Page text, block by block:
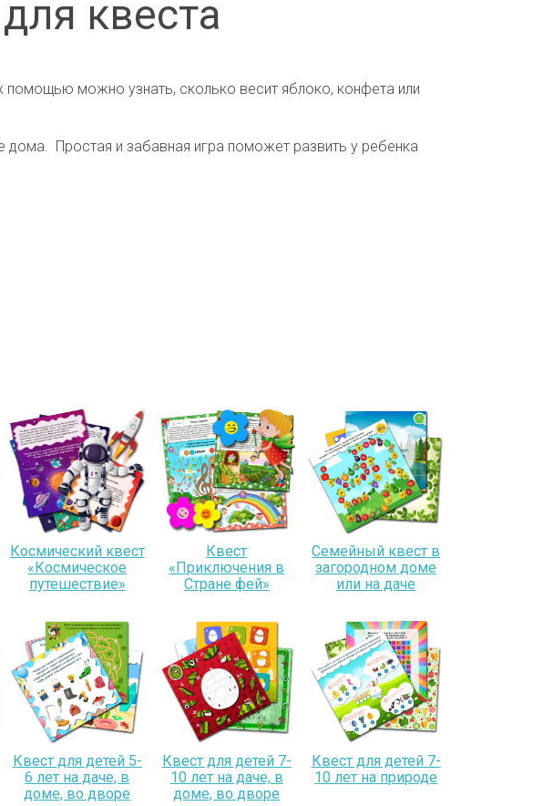
квеста
можно узнать, сколько весит яблоко, конфета или
Простая и забавная игра поможет развить у ребенка
Космический квест
«Космическое
путешествие»
Квест
«Приключения в
Стране фей»
Семейный квест в
загородном доме
или на даче
Квест для детей 5-
6 лет на даче, в
доме, во дворе
Квест для детей 7-
10 лет на даче, в
доме, во дворе
Квест для детей 7-
10 лет на природе